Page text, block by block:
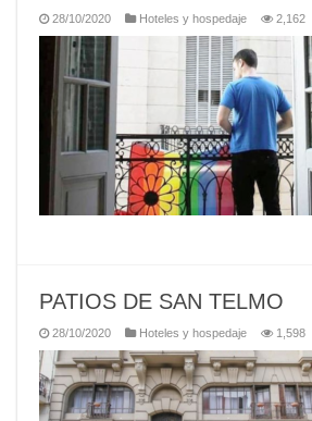
28/10/2020 Hoteles y hospedaje 2,162
PATIOS DE SAN TELMO
28/10/2020 Hoteles y hospedaje 1,598